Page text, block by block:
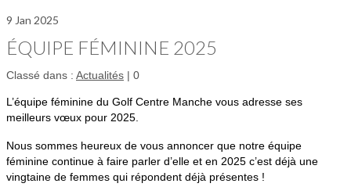
9 Jan 2025
ÉQUIPE FÉMININE 2025
Classé dans : Actualités | 0
L’équipe féminine du Golf Centre Manche vous adresse ses
meilleurs vœux pour 2025.
Nous sommes heureux de vous annoncer que notre équipe
féminine continue à faire parler d’elle et en 2025 c’est déjà une
vingtaine de femmes qui répondent déjà présentes !